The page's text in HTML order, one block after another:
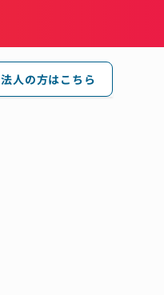
法人の方はこちら